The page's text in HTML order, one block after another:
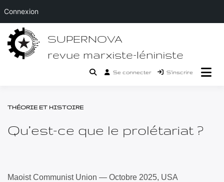
Passer
contenu
SUPERNOVA
revue marxiste-léniniste
Se connecter S’inscrire
THÉORIE ET HISTOIRE
Qu’est-ce que le prolétariat ?
Maoist Communist Union — Octobre 2025, USA
Connexion